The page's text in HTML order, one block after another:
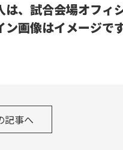
、試合会場オフィ
画像はイメージで
記事へ